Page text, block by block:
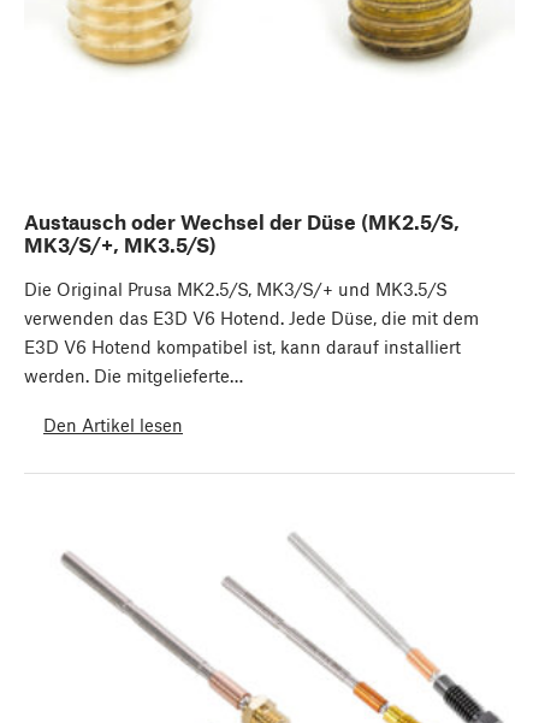
Austausch oder Wechsel der Düse (MK2.5/S,
MK3/S/+, MK3.5/S)
Die Original Prusa MK2.5/S, MK3/S/+ und MK3.5/S
verwenden das E3D V6 Hotend. Jede Düse, die mit dem
E3D V6 Hotend kompatibel ist, kann darauf installiert
werden. Die mitgelieferte…
Den Artikel lesen